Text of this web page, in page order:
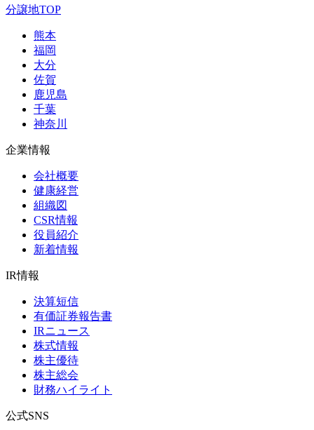
分譲地TOP
熊本
福岡
大分
佐賀
鹿児島
千葉
神奈川
企業情報
会社概要
健康経営
組織図
CSR情報
役員紹介
新着情報
IR情報
決算短信
有価証券報告書
IRニュース
株式情報
株主優待
株主総会
財務ハイライト
公式SNS